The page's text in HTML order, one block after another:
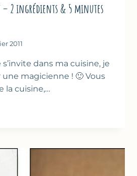
– 2 ingrédients & 5 minutes
2011
dans ma cuisine, je
magicienne ! 🙂 Vous
la cuisine,…